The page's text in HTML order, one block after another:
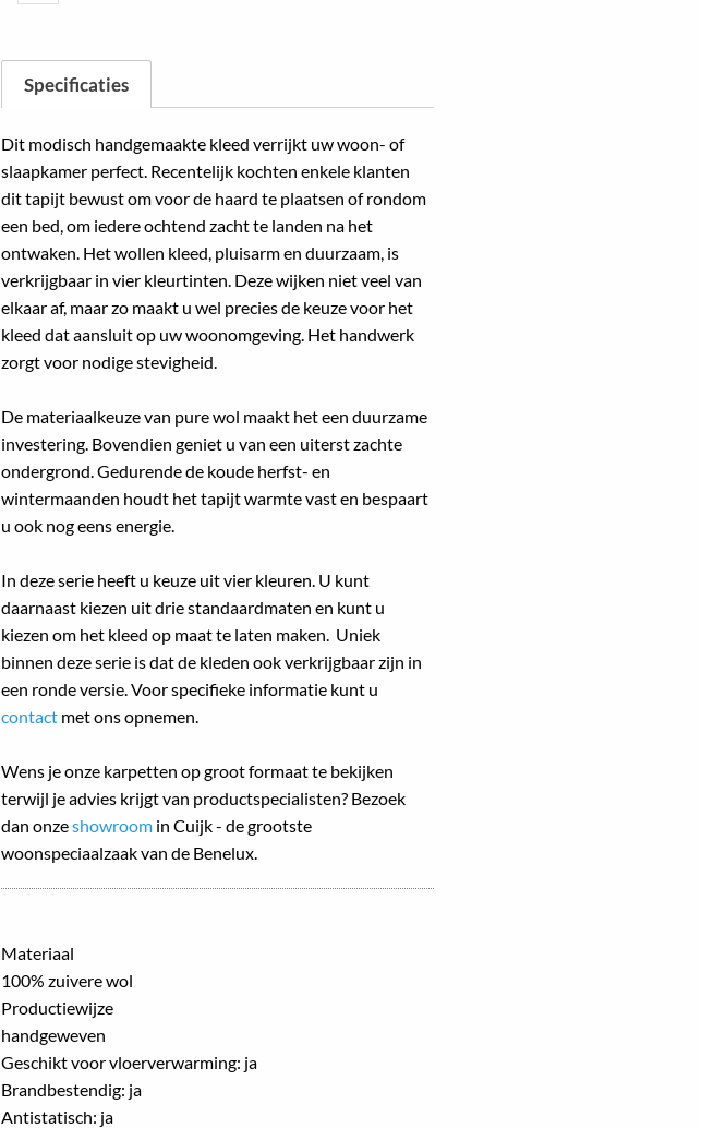
Specificaties
Dit modisch handgemaakte kleed verrijkt uw woon- of
slaapkamer perfect. Recentelijk kochten enkele klanten
dit tapijt bewust om voor de haard te plaatsen of rondom
een bed, om iedere ochtend zacht te landen na het
ontwaken. Het wollen kleed, pluisarm en duurzaam, is
verkrijgbaar in vier kleurtinten. Deze wijken niet veel van
elkaar af, maar zo maakt u wel precies de keuze voor het
kleed dat aansluit op uw woonomgeving. Het handwerk
zorgt voor nodige stevigheid.
De materiaalkeuze van pure wol maakt het een duurzame
investering. Bovendien geniet u van een uiterst zachte
ondergrond. Gedurende de koude herfst- en
wintermaanden houdt het tapijt warmte vast en bespaart
u ook nog eens energie.
In deze serie heeft u keuze uit vier kleuren. U kunt
daarnaast kiezen uit drie standaardmaten en kunt u
kiezen om het kleed op maat te laten maken. Uniek
binnen deze serie is dat de kleden ook verkrijgbaar zijn in
een ronde versie. Voor specifieke informatie kunt u
contact met ons opnemen.
Wens je onze karpetten op groot formaat te bekijken
terwijl je advies krijgt van productspecialisten? Bezoek
dan onzeshowroom in Cuijk - de grootste
woonspeciaalzaak van de Benelux.
Materiaal
100% zuivere wol
Productiewijze
handgeweven
Geschikt voor vloerverwarming: ja
Brandbestendig: ja
Antistatisch: ja